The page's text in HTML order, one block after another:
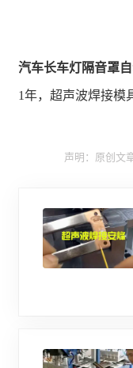
汽车长车灯隔音罩
1年，超声波焊接模
声明：原创文